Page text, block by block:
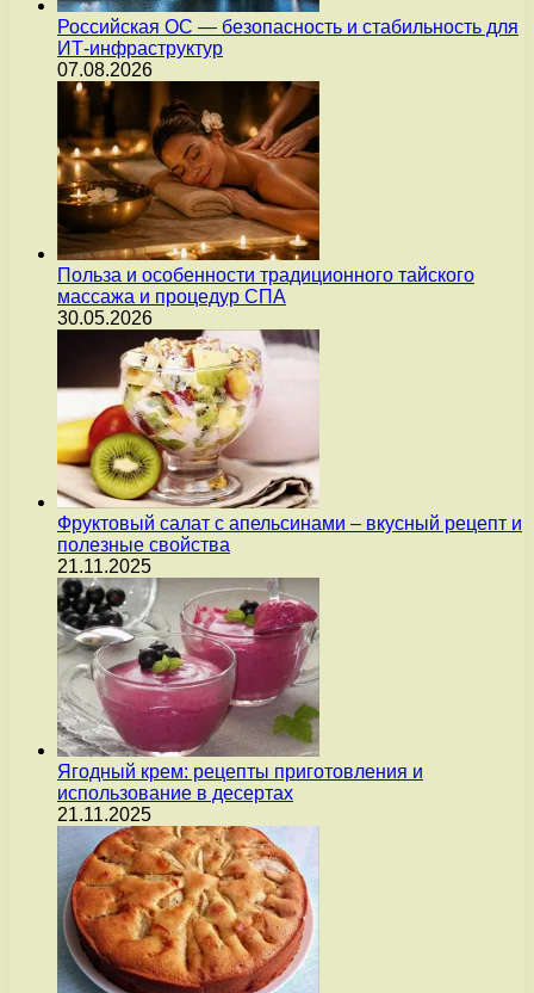
Российская ОС — безопасность и стабильность для
ИТ-инфраструктур
07.08.2026
Польза и особенности традиционного тайского
массажа и процедур СПА
30.05.2026
Фруктовый салат с апельсинами – вкусный рецепт и
полезные свойства
21.11.2025
Ягодный крем: рецепты приготовления и
использование в десертах
21.11.2025